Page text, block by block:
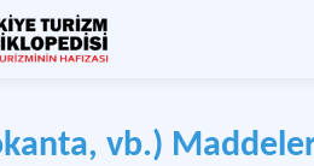
vb.)